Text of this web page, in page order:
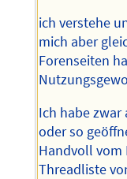
ich verstehe
mich aber
Forenseiten
Ich habe zwar
oder so
Handvoll vom
Threadliste